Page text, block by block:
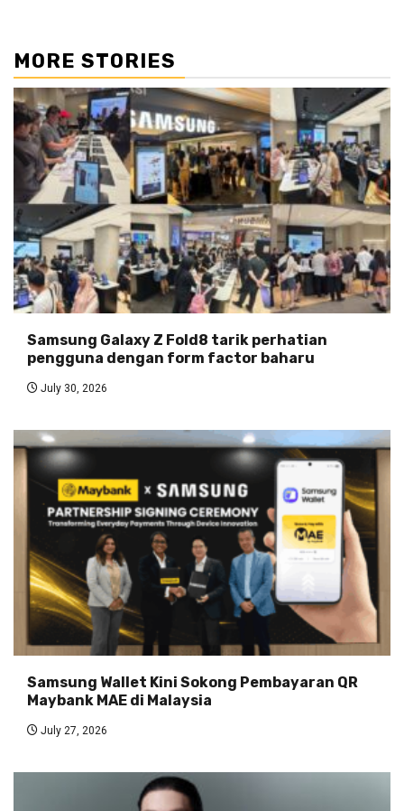
MORE STORIES
Samsung Galaxy Z Fold8 tarik perhatian
pengguna dengan form factor baharu
July 30, 2026
Samsung Wallet Kini Sokong Pembayaran QR
Maybank MAE di Malaysia
July 27, 2026